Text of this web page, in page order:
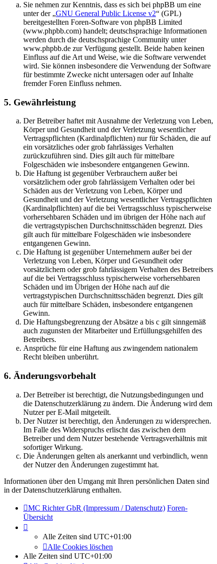
Sie nehmen zur Kenntnis, dass es sich bei phpBB um eine
unter der „GNU General Public License v2“ (GPL)
bereitgestellten Foren-Software von phpBB Limited
(www.phpbb.com) handelt; deutschsprachige Informationen
werden durch die deutschsprachige Community unter
www.phpbb.de zur Verfügung gestellt. Beide haben keinen
Einfluss auf die Art und Weise, wie die Software verwendet
wird. Sie können insbesondere die Verwendung der Software
für bestimmte Zwecke nicht untersagen oder auf Inhalte
fremder Foren Einfluss nehmen.
5. Gewährleistung
Der Betreiber haftet mit Ausnahme der Verletzung von Leben,
Körper und Gesundheit und der Verletzung wesentlicher
Vertragspflichten (Kardinalpflichten) nur für Schäden, die auf
ein vorsätzliches oder grob fahrlässiges Verhalten
zurückzuführen sind. Dies gilt auch für mittelbare
Folgeschäden wie insbesondere entgangenen Gewinn.
Die Haftung ist gegenüber Verbrauchern außer bei
vorsätzlichem oder grob fahrlässigem Verhalten oder bei
Schäden aus der Verletzung von Leben, Körper und
Gesundheit und der Verletzung wesentlicher Vertragspflichten
(Kardinalpflichten) auf die bei Vertragsschluss typischerweise
vorhersehbaren Schäden und im übrigen der Höhe nach auf
die vertragstypischen Durchschnittsschäden begrenzt. Dies
gilt auch für mittelbare Folgeschäden wie insbesondere
entgangenen Gewinn.
Die Haftung ist gegenüber Unternehmern außer bei der
Verletzung von Leben, Körper und Gesundheit oder
vorsätzlichem oder grob fahrlässigem Verhalten des Betreibers
auf die bei Vertragsschluss typischerweise vorhersehbaren
Schäden und im Übrigen der Höhe nach auf die
vertragstypischen Durchschnittsschäden begrenzt. Dies gilt
auch für mittelbare Schäden, insbesondere entgangenen
Gewinn.
Die Haftungsbegrenzung der Absätze a bis c gilt sinngemäß
auch zugunsten der Mitarbeiter und Erfüllungsgehilfen des
Betreibers.
Ansprüche für eine Haftung aus zwingendem nationalem
Recht bleiben unberührt.
6. Änderungsvorbehalt
Der Betreiber ist berechtigt, die Nutzungsbedingungen und
die Datenschutzerklärung zu ändern. Die Änderung wird dem
Nutzer per E-Mail mitgeteilt.
Der Nutzer ist berechtigt, den Änderungen zu widersprechen.
Im Falle des Widerspruchs erlischt das zwischen dem
Betreiber und dem Nutzer bestehende Vertragsverhältnis mit
sofortiger Wirkung.
Die Änderungen gelten als anerkannt und verbindlich, wenn
der Nutzer den Änderungen zugestimmt hat.
Informationen über den Umgang mit Ihren persönlichen Daten sind
in der Datenschutzerklärung enthalten.
MC Richter GbR (Impressum / Datenschutz) Foren-
Übersicht
Alle Zeiten sind UTC+01:00
Alle Cookies löschen
Alle Zeiten sind UTC+01:00